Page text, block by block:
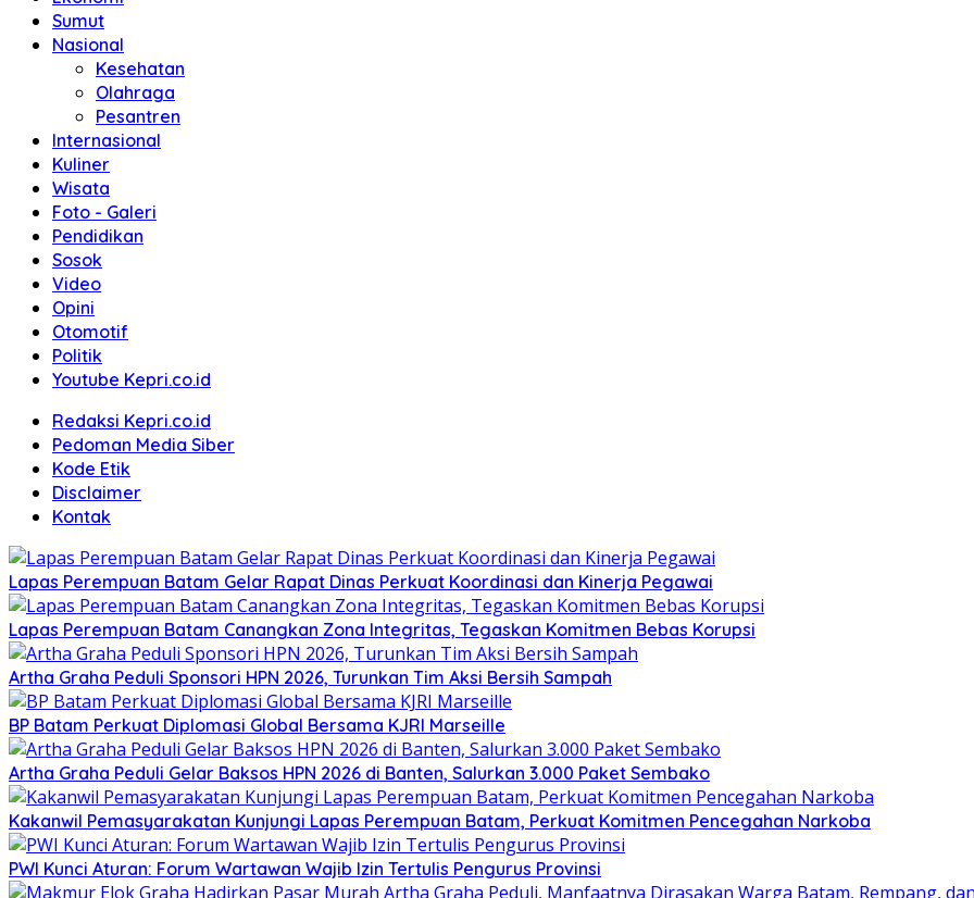
Sumut
Nasional
Kesehatan
Olahraga
Pesantren
Internasional
Kuliner
Wisata
Foto - Galeri
Pendidikan
Sosok
Video
Opini
Otomotif
Politik
Youtube Kepri.co.id
Redaksi Kepri.co.id
Pedoman Media Siber
Kode Etik
Disclaimer
Kontak
Lapas Perempuan Batam Gelar Rapat Dinas Perkuat Koordinasi dan Kinerja Pegawai
Lapas Perempuan Batam Canangkan Zona Integritas, Tegaskan Komitmen Bebas Korupsi
Artha Graha Peduli Sponsori HPN 2026, Turunkan Tim Aksi Bersih Sampah
BP Batam Perkuat Diplomasi Global Bersama KJRI Marseille
Artha Graha Peduli Gelar Baksos HPN 2026 di Banten, Salurkan 3.000 Paket Sembako
Kakanwil Pemasyarakatan Kunjungi Lapas Perempuan Batam, Perkuat Komitmen Pencegahan Narkoba
PWI Kunci Aturan: Forum Wartawan Wajib Izin Tertulis Pengurus Provinsi